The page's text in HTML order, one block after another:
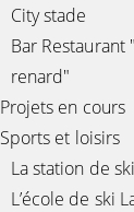
City stade
Bar Restaurant
renard"
Projets en cours
Sports et loisirs
La station de ski
L’école de ski